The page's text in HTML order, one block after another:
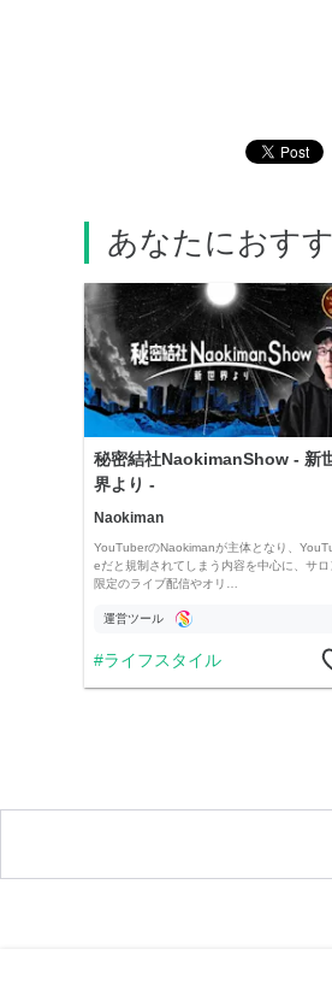
あなたにおす
秘密結社NaokimanShow - 新
界より -
Naokiman
YouTuberのNaokimanが主体となり、
eだと規制されてしまう内容を中心に、サロ
限定のライブ配信やオリ…
運営ツール
ライフスタイル